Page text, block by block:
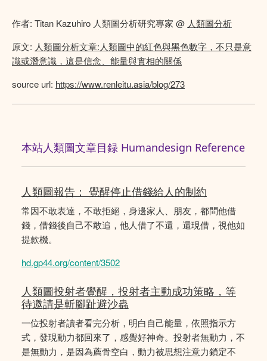
作者: Titan Kazuhiro 人類圖分析研究專家 @ 人類圖分析
原文: 人類圖分析文章:人類圖中的紅色與黑色數字，不只是意
識或潛意識，這是信念、能量與實相的關係
source url: https://www.renleitu.asia/blog/273
本站人類圖文章目録 Humandesign Reference
人類圖報告： 覺醒停止借錢給人的制約
常因不敢表達，不敢拒絕，身邊家人、朋友，都問他借
錢，借錢後自己不敢追，他人借了不還，還現借，視他如
提款機。
hd.gp44.org/content/3502
人類圖投射者覺醒，投射者主動成功策略，等
待邀請是斬腳趾避沙蟲
一位投射者讀者看完分析，明白自己能量，依照指示方
式，發現動力都回來了，感覺好神奇。投射者無動力，不
是無動力，是因為薦骨空白，動力被思想注意力鎖定不